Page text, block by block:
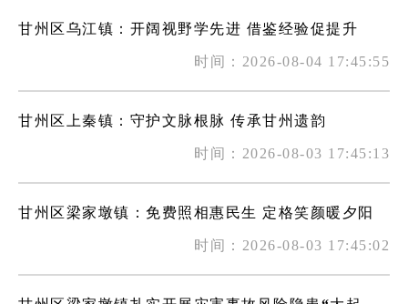
甘州区乌江镇：开阔视野学先进 借鉴经验促提升
时间：2026-08-04 17:45:55
甘州区上秦镇：守护文脉根脉 传承甘州遗韵
时间：2026-08-03 17:45:13
甘州区梁家墩镇：免费照相惠民生 定格笑颜暖夕阳
时间：2026-08-03 17:45:02